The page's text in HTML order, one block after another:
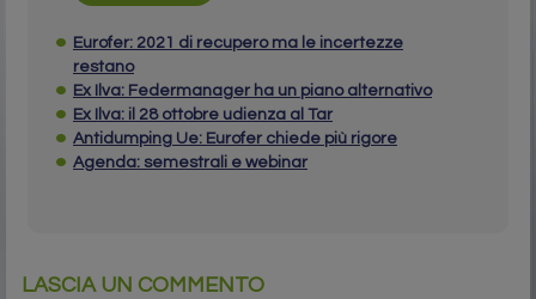
Eurofer: 2021 di recupero ma le incertezze
restano
Ex Ilva: Federmanager ha un piano alternativo
Ex Ilva: il 28 ottobre udienza al Tar
Antidumping Ue: Eurofer chiede più rigore
Agenda: semestrali e webinar
LASCIA UN COMMENTO